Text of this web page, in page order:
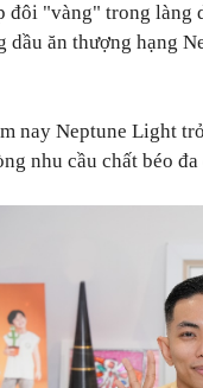
đôi "vàng" trong làng
dầu ăn thượng hạng
nay Neptune Light
nhu cầu chất béo